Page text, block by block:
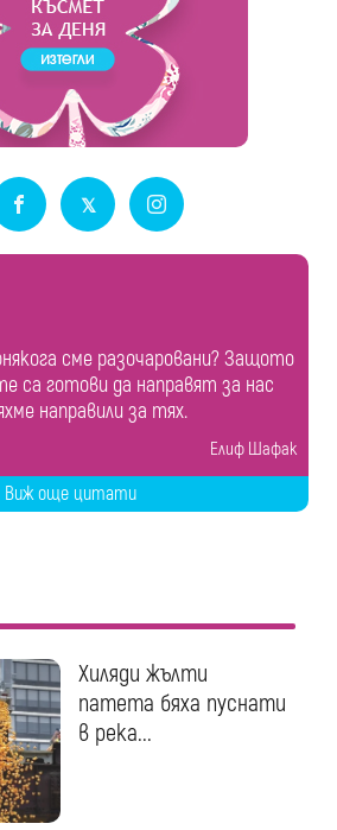
сме разочаровани? Защото
са готови да направят за нас
направили за тях.
Елиф Шафак
Виж още цитати
Хиляди жълти
патета бяха пуснати
в река...